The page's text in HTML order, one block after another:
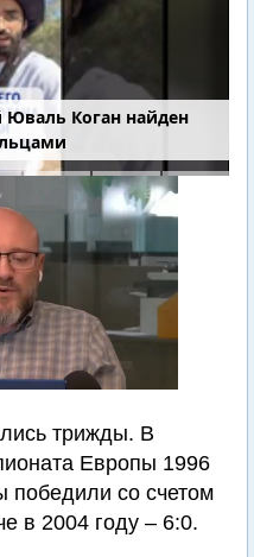
Юваль Коган найден
трижды. В
Европы 1996
победили со счетом
в 2004 году – 6:0.